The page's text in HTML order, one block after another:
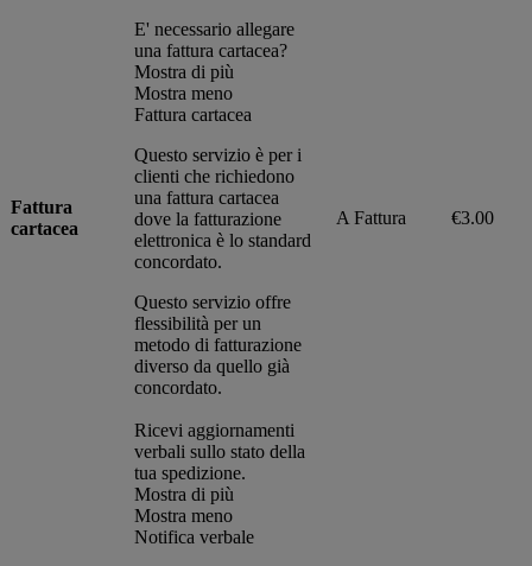
Fattura
cartacea
E' necessario allegare
una fattura cartacea?
Mostra di più
Mostra meno
Fattura cartacea
Questo servizio è per i
clienti che richiedono
una fattura cartacea
dove la fatturazione
elettronica è lo standard
concordato.
Questo servizio offre
flessibilità per un
metodo di fatturazione
diverso da quello già
concordato.
A Fattura €3.00
Ricevi aggiornamenti
verbali sullo stato della
tua spedizione.
Mostra di più
Mostra meno
Notifica verbale